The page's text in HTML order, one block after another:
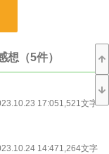
想（5件）
17:051,521文字
14:471,264文字